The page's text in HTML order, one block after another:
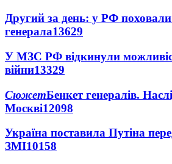
Другий за день: у РФ
генерала13629
У МЗС РФ відкинули
війни13329
СюжетБенкет генералів.
Москві12098
Україна поставила Путіна
ЗМІ10158